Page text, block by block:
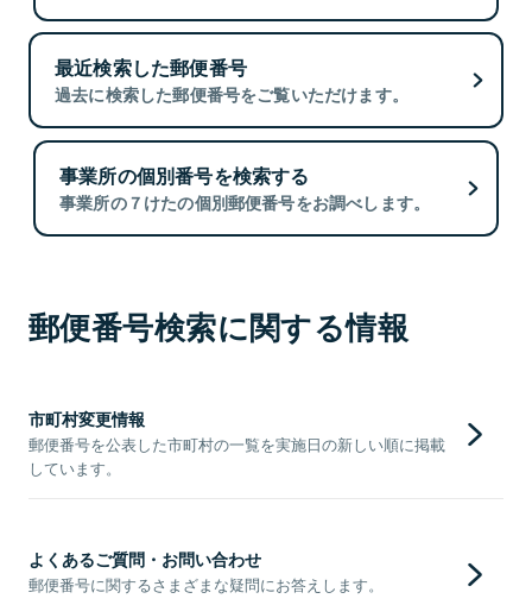
最近検索した郵便番号
過去に検索した郵便番号をご覧いただけます。
事業所の個別番号を検索する
事業所の７けたの個別郵便番号をお調べします。
郵便番号検索に関する情報
市町村変更情報
郵便番号を公表した市町村の一覧を実施日の新しい順に掲載
しています。
よくあるご質問・お問い合わせ
郵便番号に関するさまざまな疑問にお答えします。